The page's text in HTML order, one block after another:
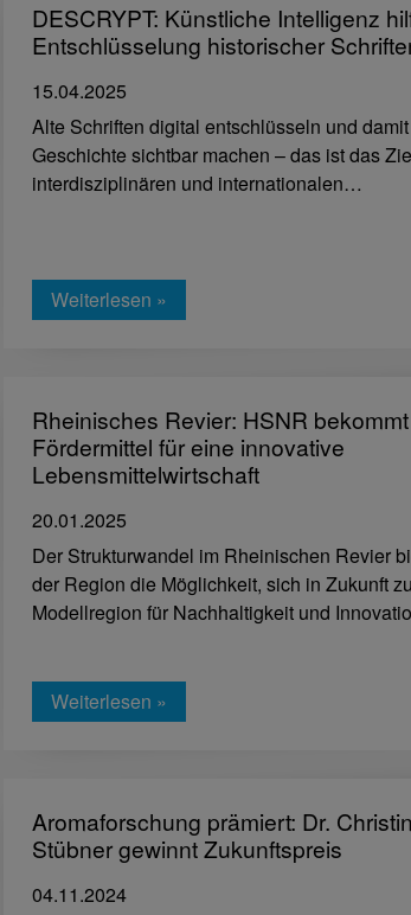
DESCRYPT: Künstliche Intelligenz
Entschlüsselung historischer
15.04.2025
Alte Schriften digital entschlüsseln und
Geschichte sichtbar machen – das ist das
interdisziplinären und internationalen…
Weiterlesen »
Rheinisches Revier: HSNR bekommt
Fördermittel für eine innovative
Lebensmittelwirtschaft
20.01.2025
Der Strukturwandel im Rheinischen Revier
der Region die Möglichkeit, sich in Zukunft
Modellregion für Nachhaltigkeit und
Weiterlesen »
Aromaforschung prämiert: Dr.
Stübner gewinnt Zukunftspreis
04.11.2024